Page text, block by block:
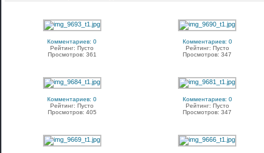
Комментариев: 0
Рейтинг: Пусто
Просмотров: 361
Комментариев: 0
Рейтинг: Пусто
Просмотров: 347
Комментариев: 0
Рейтинг: Пусто
Просмотров: 405
Комментариев: 0
Рейтинг: Пусто
Просмотров: 347